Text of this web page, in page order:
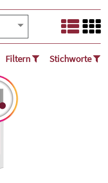
Stichworte
Filtern